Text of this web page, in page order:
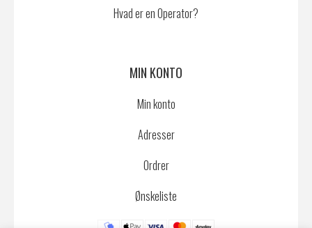
Hvad er en Operator?
MIN KONTO
Min konto
Adresser
Ordrer
Ønskeliste